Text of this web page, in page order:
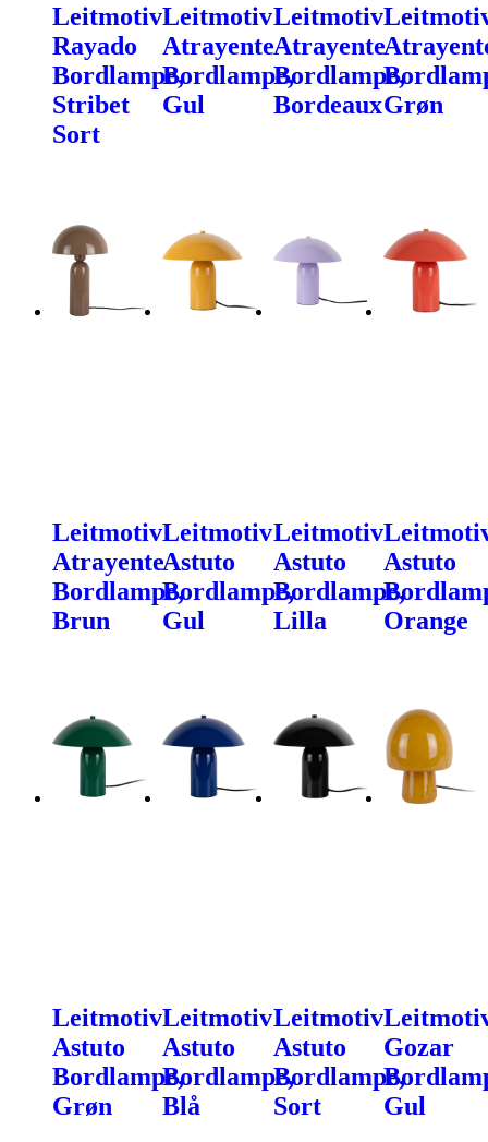
Leitmotiv
Rayado
Bordlampe,
Stribet
Sort
Leitmotiv
Atrayente
Bordlampe,
Gul
Leitmotiv
Atrayente
Bordlampe,
BordeauxGrøn
Leitmotiv
Atrayente
Bordlampe,
Brun
Leitmotiv
Astuto
Bordlampe,
Gul
Leitmotiv
Astuto
Bordlampe,
Lilla
Astuto
Orange
Leitmotiv
Astuto
Bordlampe,
Grøn
Leitmotiv
Astuto
Bordlampe,
Blå
Leitmotiv
Astuto
Bordlampe,
Sort
Gozar
Gul